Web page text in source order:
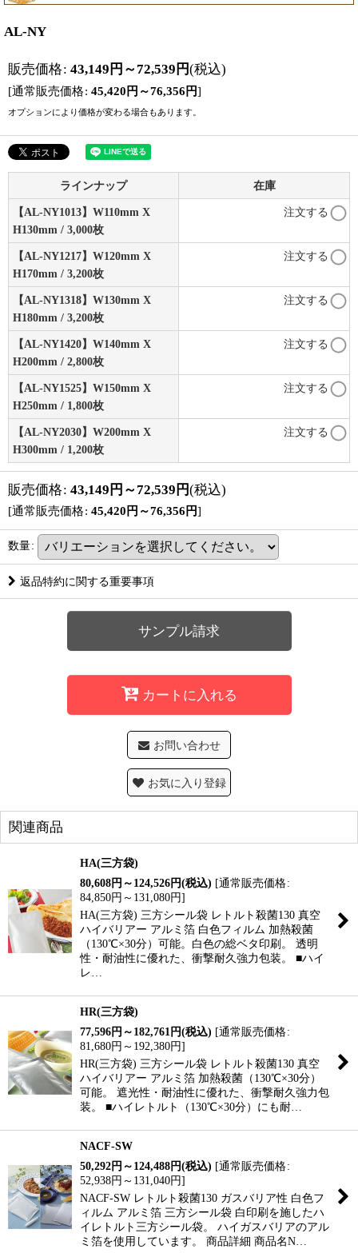
AL-NY
販売価格: 43,149 円 ～72,539 円(税込)
[通常販売価格: 45,420 円 ～76,356 円]
オプションにより価格が変わる場合もあります。
ラインナップ 在庫
【AL-NY1013】W110mm X
H130mm / 3,000枚
注文する
【AL-NY1217】W120mm X
H170mm / 3,200枚
注文する
【AL-NY1318】W130mm X
H180mm / 3,200枚
注文する
【AL-NY1420】W140mm X
H200mm / 2,800枚
注文する
【AL-NY1525】W150mm X
H250mm / 1,800枚
注文する
【AL-NY2030】W200mm X
H300mm / 1,200枚
注文する
販売価格: 43,149 円 ～72,539 円(税込)
[通常販売価格: 45,420 円 ～76,356 円]
数量:
返品特約に関する重要事項
サンプル請求
カートに入れる
お問い合わせ
お気に入り登録
関連商品
HA(三方袋)
80,608円 ～124,526円(税込) [通常販売価格:
84,850円 ～131,080円]
HA(三方袋) 三方シール袋 レトルト殺菌130 真空
ハイバリアー アルミ箔 白色フィルム 加熱殺菌
（130℃×30分）可能。白色の総ベタ印刷。 透明
性・耐油性に優れた、衝撃耐久強力包装。 ■ハイ
レ…
HR(三方袋)
77,596円 ～182,761 円(税込) [通常販売価格:
81,680円 ～192,380円]
HR(三方袋) 三方シール袋 レトルト殺菌130 真空
ハイバリアー アルミ箔 加熱殺菌（130℃×30分）
可能。 遮光性・耐油性に優れた、衝撃耐久強力包
装。 ■ハイレトルト（130℃×30分）にも耐…
NACF-SW
50,292円 ～124,488円(税込) [通常販売価格:
52,938円 ～131,040円]
NACF-SW レトルト殺菌130 ガスバリア性 白色フ
ィルム アルミ箔 三方シール袋 白印刷を施したハ
イレトルト三方シール袋。 ハイガスバリアのアル
ミ箔を使用しています。 商品詳細 商品名N…